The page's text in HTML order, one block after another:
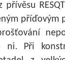
příďovým
ni. Při